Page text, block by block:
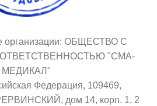
организации: ОБЩЕСТВО С
"СМА-
МЕДИКАЛ"
Федерация, 109469,
дом 14, корп. 1, 2